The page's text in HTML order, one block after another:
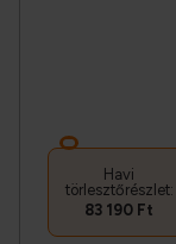
Havi
törlesztőrészlet:
83 190 Ft